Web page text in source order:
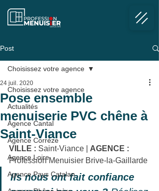
Post
Choisissez votre agence
Actualités
Agence Cantal
Agence Corrèze
Agence Loire
Agence Pays Catalan
Choisissez votre agence
Pose ensemble
menuiserie PVC chêne à
Saint-Viance
24 juil. 2020
VILLE : Saint-Viance
AGENCE :
Profession Menuisier Brive-la-Gaillarde
Ils nous ont fait confiance